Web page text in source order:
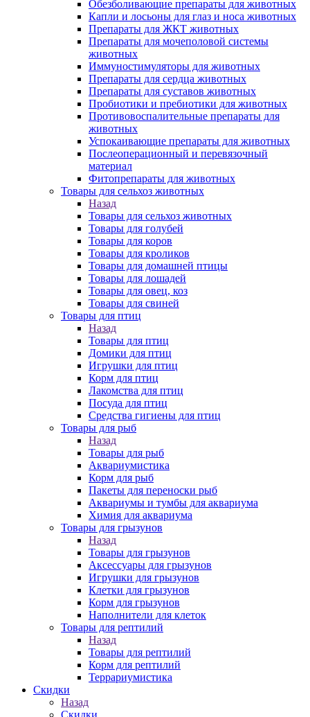
Обезболивающие препараты для животных
Капли и лосьоны для глаз и носа животных
Препараты для ЖКТ животных
Препараты для мочеполовой системы
животных
Иммуностимуляторы для животных
Препараты для сердца животных
Препараты для суставов животных
Пробиотики и пребиотики для животных
Противовоспалительные препараты для
животных
Успокаивающие препараты для животных
Послеоперационный и перевязочный
материал
Фитопрепараты для животных
Товары для сельхоз животных
Назад
Товары для сельхоз животных
Товары для голубей
Товары для коров
Товары для кроликов
Товары для домашней птицы
Товары для лошадей
Товары для овец, коз
Товары для свиней
Товары для птиц
Назад
Товары для птиц
Домики для птиц
Игрушки для птиц
Корм для птиц
Лакомства для птиц
Посуда для птиц
Средства гигиены для птиц
Товары для рыб
Назад
Товары для рыб
Аквариумистика
Корм для рыб
Пакеты для переноски рыб
Аквариумы и тумбы для аквариума
Химия для аквариума
Товары для грызунов
Назад
Товары для грызунов
Аксессуары для грызунов
Игрушки для грызунов
Клетки для грызунов
Корм для грызунов
Наполнители для клеток
Товары для рептилий
Назад
Товары для рептилий
Корм для рептилий
Террариумистика
Скидки
Назад
Скидки